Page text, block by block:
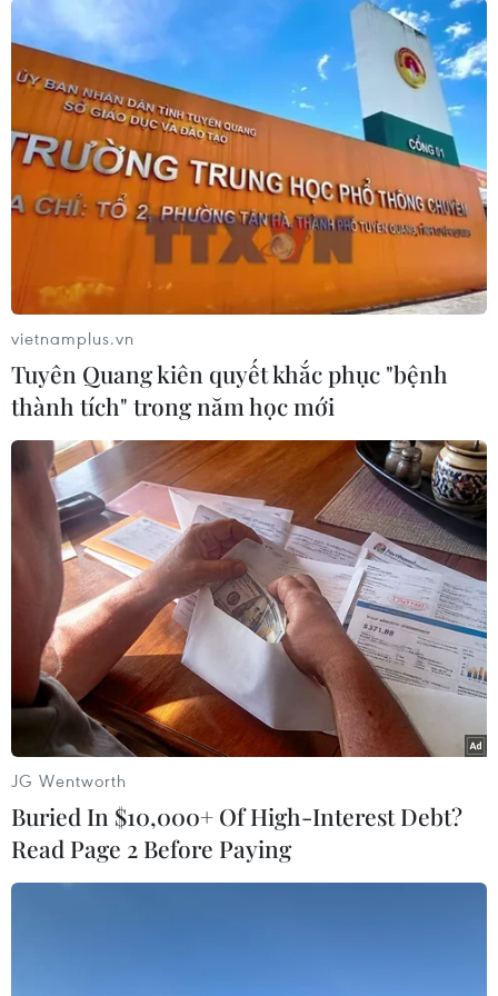
không có đảm bảo thanh toán cho các lần xuất
khẩu trước đây và trong tương lai./.
Giá dầu thế giới giảm lần
đầu tiên trong 3 tháng
Giá dầu Brent giao tháng 5/2025
giảm 0,8% xuống 72,98
USD/thùng; giá dầu thô ngọt nhẹ
Mỹ (WTI) giảm 0,9% xuống 69,70
USD/thùng, cả hai loại dầu đều
hướng tới tháng giảm giá đầu
tiên trong 3 tháng.
(TTXVN/Vietnam+)
#Giá dầu #Nhu cầu nhiên liệu
#Áp thuế thương mại
Trung Quốc
vietnamplus.vn
Tuyên Quang kiên quyết khắc phục "bệnh
thành tích" trong năm học mới
JG Wentworth
Buried In $10,000+ Of High-Interest Debt?
Read Page 2 Before Paying